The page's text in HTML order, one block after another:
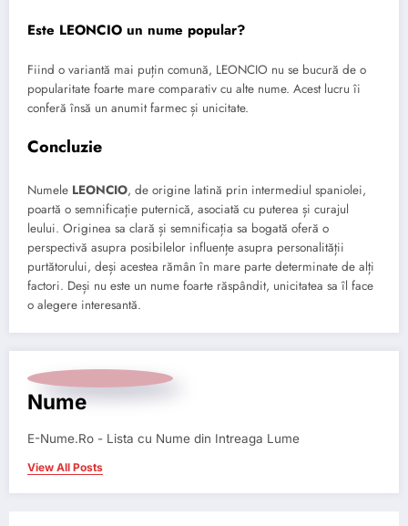
Este LEONCIO un nume popular?
Fiind o variantă mai puțin comună, LEONCIO nu se bucură de o
popularitate foarte mare comparativ cu alte nume. Acest lucru îi
conferă însă un anumit farmec și unicitate.
Concluzie
Numele LEONCIO, de origine latină prin intermediul spaniolei,
poartă o semnificație puternică, asociată cu puterea și curajul
leului. Originea sa clară și semnificația sa bogată oferă o
perspectivă asupra posibilelor influențe asupra personalității
purtătorului, deși acestea rămân în mare parte determinate de alți
factori. Deși nu este un nume foarte răspândit, unicitatea sa îl face
o alegere interesantă.
Nume
E-Nume.Ro - Lista cu Nume din Intreaga Lume
View All Posts